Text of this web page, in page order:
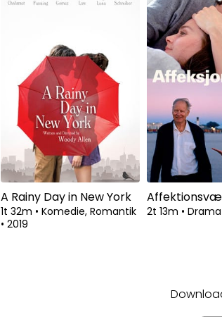
A Rainy Day in New York
1t 32m • Komedie, Romantik
• 2019
2t 13m • Drama